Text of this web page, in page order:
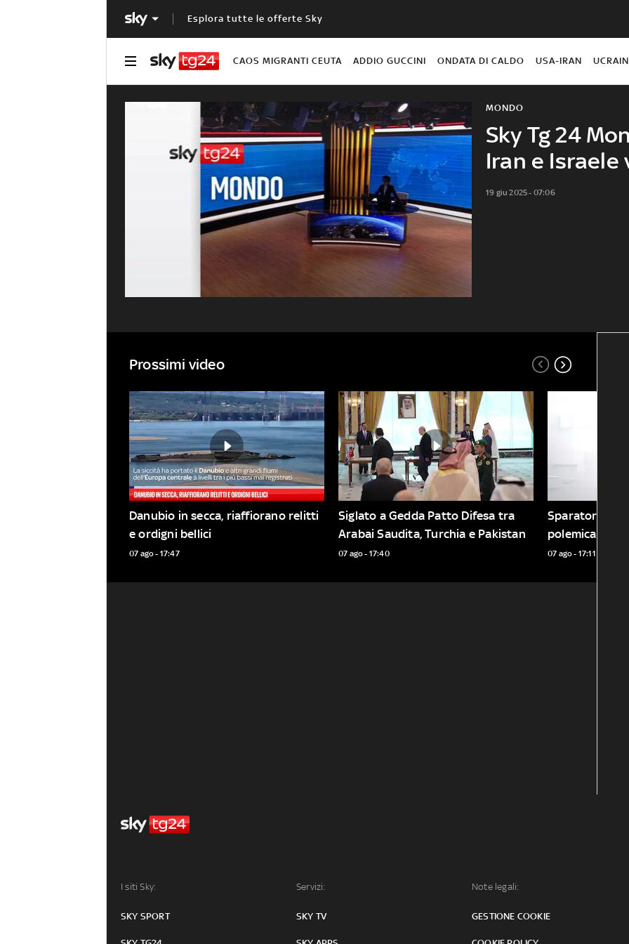
Esplora tutte le offerte Sky
CAOS MIGRANTI CEUTA ADDIO GUCCINI ONDATA DI CALDO USA-IRAN
Sky Tg 24
Iran e
MONDO
19 giu 2025 - 07:06
Prossimi video
Danubio in secca, riaffiorano relitti
e ordigni bellici
07 ago - 17:47
Siglato a Gedda Patto Difesa tra
Arabai Saudita, Turchia e Pakistan
07 ago - 17:40
Sparatoria
polemica per
da fuoco in
07 ago - 17:11
I siti Sky:
SKY SPORT
Servizi:
SKY TV
Note legali:
GESTIONE COOKIE